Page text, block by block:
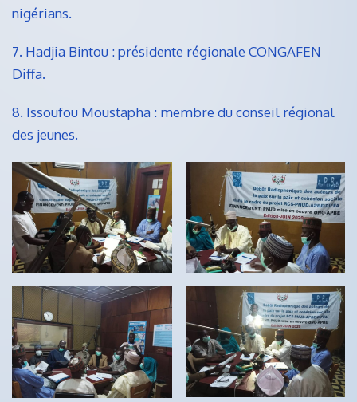
nigérians.
7. Hadjia Bintou : présidente régionale CONGAFEN
Diffa.
8. Issoufou Moustapha : membre du conseil régional
des jeunes.